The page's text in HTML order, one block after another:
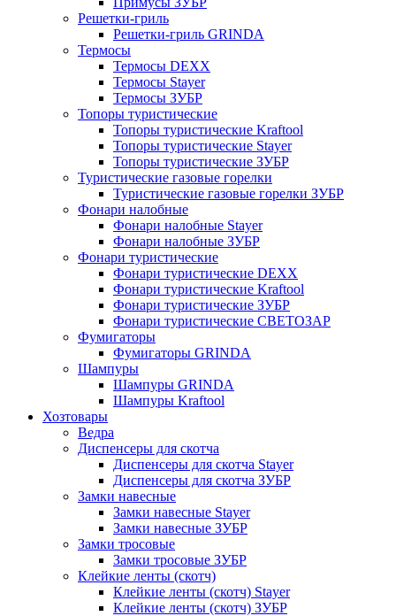
Решетки-гриль
Решетки-гриль GRINDA
Термосы
Термосы DEXX
Термосы Stayer
Термосы ЗУБР
Топоры туристические
Топоры туристические Kraftool
Топоры туристические Stayer
Топоры туристические ЗУБР
Туристические газовые горелки
Туристические газовые горелки ЗУБР
Фонари налобные
Фонари налобные Stayer
Фонари налобные ЗУБР
Фонари туристические
Фонари туристические DEXX
Фонари туристические Kraftool
Фонари туристические ЗУБР
Фонари туристические СВЕТОЗАР
Фумигаторы
Фумигаторы GRINDA
Шампуры
Шампуры GRINDA
Шампуры Kraftool
Хозтовары
Ведра
Диспенсеры для скотча
Диспенсеры для скотча Stayer
Диспенсеры для скотча ЗУБР
Замки навесные
Замки навесные Stayer
Замки навесные ЗУБР
Замки тросовые
Замки тросовые ЗУБР
Клейкие ленты (скотч)
Клейкие ленты (скотч) Stayer
Клейкие ленты (скотч) ЗУБР